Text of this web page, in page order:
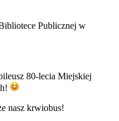
Publicznej w
80-lecia Miejskiej
nasz krwiobus!